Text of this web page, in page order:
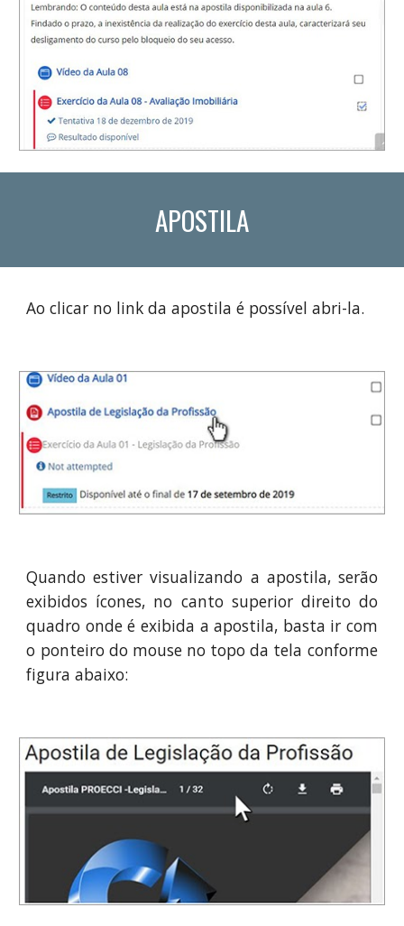
APOSTILA
Ao clicar no link da apostila é possível abri-la.
Quando estiver visualizando a apostila, serão
exibidos ícones, no canto superior direito do
quadro onde é exibida a apostila, basta ir com
o ponteiro do mouse no topo da tela conforme
figura abaixo: